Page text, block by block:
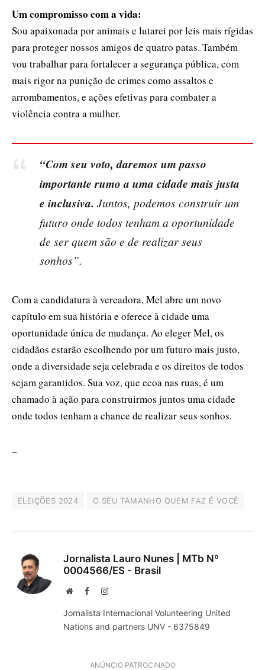
Um compromisso com a vida:
Sou apaixonada por animais e lutarei por leis mais rígidas
para proteger nossos amigos de quatro patas. Também
vou trabalhar para fortalecer a segurança pública, com
mais rigor na punição de crimes como assaltos e
arrombamentos, e ações efetivas para combater a
violência contra a mulher.
“Com seu voto, daremos um passo
importante rumo a uma cidade mais justa
e inclusiva. Juntos, podemos construir um
futuro onde todos tenham a oportunidade
de ser quem são e de realizar seus
sonhos”.
Com a candidatura à vereadora, Mel abre um novo
capítulo em sua história e oferece à cidade uma
oportunidade única de mudança. Ao eleger Mel, os
cidadãos estarão escolhendo por um futuro mais justo,
onde a diversidade seja celebrada e os direitos de todos
sejam garantidos. Sua voz, que ecoa nas ruas, é um
chamado à ação para construirmos juntos uma cidade
onde todos tenham a chance de realizar seus sonhos.
ELEIÇÕES 2024 O SEU TAMANHO QUEM FAZ É VOCÊ
Jornalista Lauro Nunes | MTb Nº
0004566/ES - Brasil
WebsiteFacebookInstagram
Jornalista Internacional Volunteering United
Nations and partners UNV - 6375849
ANÚNCIO PATROCINADO